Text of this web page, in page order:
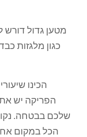
מטען גדול דורש
כגון מלגזות
הכינו
הפריקה יש את
שלכם בבטחה.
הכל במקום